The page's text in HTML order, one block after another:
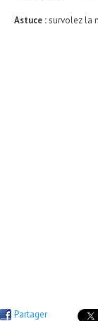
Astuce :survolez la
Partager